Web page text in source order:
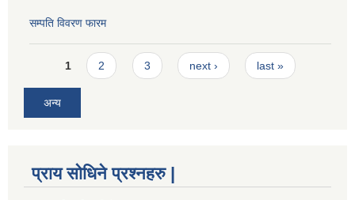
सम्पति विवरण फारम
Pages
1 2 3 next › last »
अन्य
प्राय सोधिने प्रश्नहरु |